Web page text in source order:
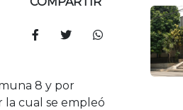
8 y por
la cual se empleó